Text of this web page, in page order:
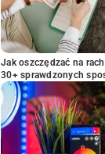
Jak oszczędzać na
30+ sprawdzonych